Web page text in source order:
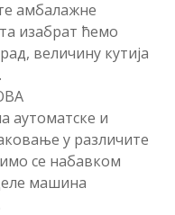
амбалажне
изабрат ћемо
величину кутија
аутоматске и
у различите
се набавком
машина